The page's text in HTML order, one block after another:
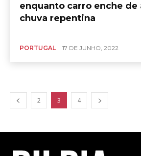
enquanto carro enche de
chuva repentina
PORTUGAL 17 DE JUNHO, 2022
2 3 4